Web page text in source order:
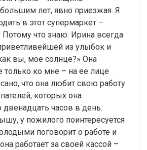
лет, явно приезжая. Я
в этот супермаркет –
Потому что знаю: Ирина всегда
из улыбок и
вы, мое солнце?» Она
только ко мне – на ее лице
что она любит свою работу
которых она
двенадцать часов в день.
у пожилого поинтересуется
поговорит о работе и
работает за своей кассой –